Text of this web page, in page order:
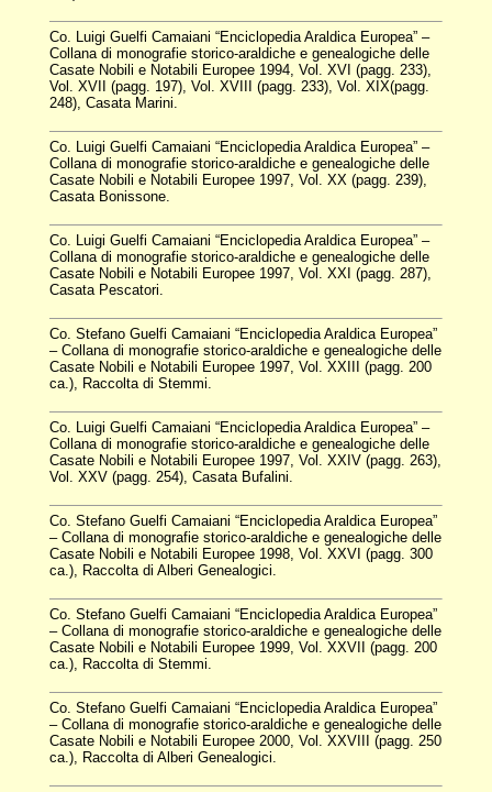
Co. Luigi Guelfi Camaiani “Enciclopedia Araldica Europea” –
Collana di monografie storico-araldiche e genealogiche delle
Casate Nobili e Notabili Europee 1994, Vol. XVI (pagg. 233),
Vol. XVII (pagg. 197), Vol. XVIII (pagg. 233), Vol. XIX(pagg.
248), Casata Marini.
Co. Luigi Guelfi Camaiani “Enciclopedia Araldica Europea” –
Collana di monografie storico-araldiche e genealogiche delle
Casate Nobili e Notabili Europee 1997, Vol. XX (pagg. 239),
Casata Bonissone.
Co. Luigi Guelfi Camaiani “Enciclopedia Araldica Europea” –
Collana di monografie storico-araldiche e genealogiche delle
Casate Nobili e Notabili Europee 1997, Vol. XXI (pagg. 287),
Casata Pescatori.
Co. Stefano Guelfi Camaiani “Enciclopedia Araldica Europea”
– Collana di monografie storico-araldiche e genealogiche delle
Casate Nobili e Notabili Europee 1997, Vol. XXIII (pagg. 200
ca.), Raccolta di Stemmi.
Co. Luigi Guelfi Camaiani “Enciclopedia Araldica Europea” –
Collana di monografie storico-araldiche e genealogiche delle
Casate Nobili e Notabili Europee 1997, Vol. XXIV (pagg. 263),
Vol. XXV (pagg. 254), Casata Bufalini.
Co. Stefano Guelfi Camaiani “Enciclopedia Araldica Europea”
– Collana di monografie storico-araldiche e genealogiche delle
Casate Nobili e Notabili Europee 1998, Vol. XXVI (pagg. 300
ca.), Raccolta di Alberi Genealogici.
Co. Stefano Guelfi Camaiani “Enciclopedia Araldica Europea”
– Collana di monografie storico-araldiche e genealogiche delle
Casate Nobili e Notabili Europee 1999, Vol. XXVII (pagg. 200
ca.), Raccolta di Stemmi.
Co. Stefano Guelfi Camaiani “Enciclopedia Araldica Europea”
– Collana di monografie storico-araldiche e genealogiche delle
Casate Nobili e Notabili Europee 2000, Vol. XXVIII (pagg. 250
ca.), Raccolta di Alberi Genealogici.